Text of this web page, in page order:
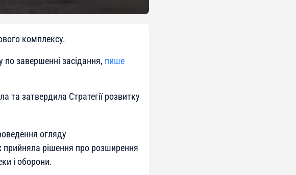
комплексу.
завершенні засідання, пише
та затвердила Стратегії розвитку
огляду
рішення про розширення
і оборони.